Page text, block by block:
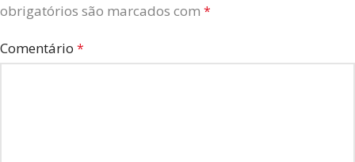
obrigatórios são marcados com *
Comentário *